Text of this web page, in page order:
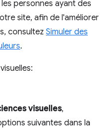
personnes ayant des
site, afin de l'améliorer
consultez Simuler des
.
visuelles,
suivantes dans la